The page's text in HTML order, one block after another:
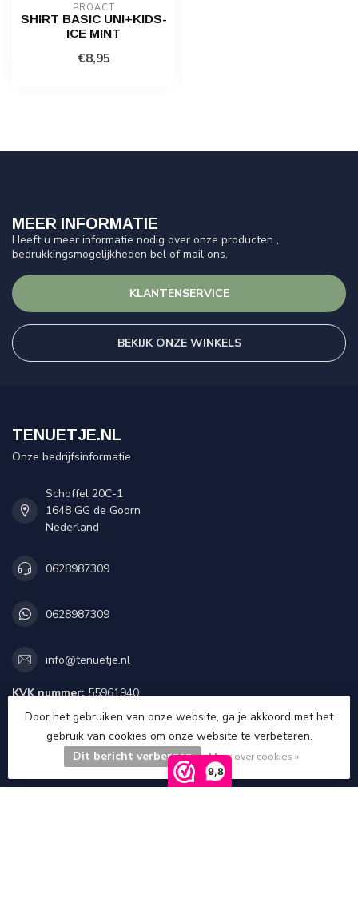
9,8
PROACT
SHIRT BASIC UNI+KIDS-
ICE MINT
€8,95
MEER INFORMATIE
Heeft u meer informatie nodig over onze producten ,
bedrukkingsmogelijkheden bel of mail ons.
KLANTENSERVICE
BEKIJK ONZE WINKELS
TENUETJE.NL
Onze bedrijfsinformatie
Schoffel 20C-1
1648 GG de Goorn
Nederland
0628987309
0628987309
info@tenuetje.nl
KVK nummer:55961940
btw-nummer:NL851923987B01
CATEGORIEËN
Door het gebruiken van onze website, ga je akkoord met het
gebruik van cookies om onze website te verbeteren.
Dit bericht verbergen
Meer over cookies »